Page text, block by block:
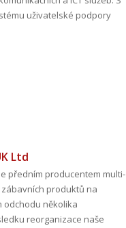
uživatelské podpory
Ltd
předním producentem multi-
produktů na
odchodu několika
reorganizace naše